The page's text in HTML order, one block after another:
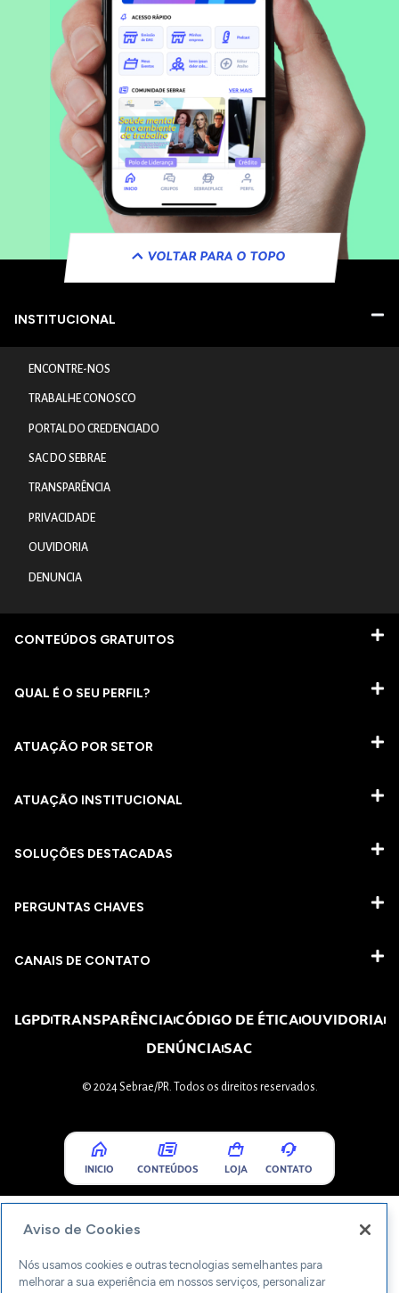
VOLTAR PARA O TOPO
INSTITUCIONAL
ENCONTRE-NOS
TRABALHE CONOSCO
PORTAL DO CREDENCIADO
SAC DO SEBRAE
TRANSPARÊNCIA
PRIVACIDADE
OUVIDORIA
DENUNCIA
CONTEÚDOS GRATUITOS
QUAL É O SEU PERFIL?
ATUAÇÃO POR SETOR
ATUAÇÃO INSTITUCIONAL
SOLUÇÕES DESTACADAS
PERGUNTAS CHAVES​
CANAIS DE CONTATO
LGPDTRANSPARÊNCIACÓDIGO DE ÉTICAOUVIDORIA
DENÚNCIASAC
© 2024 Sebrae/PR. Todos os direitos reservados.
INICIO CONTEÚDOS LOJA CONTATO
Aviso de Cookies
Nós usamos cookies e outras tecnologias semelhantes para
melhorar a sua experiência em nossos serviços, personalizar